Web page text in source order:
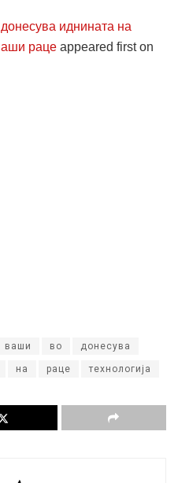
иднината на
раце appeared first on
ваши во донесува
на раце технологија